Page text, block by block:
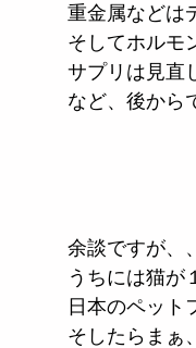
重金属などは
そしてホルモ
サプリは見直
など、後から
余談ですが、、
うちには猫が
日本のペット
そしたらまぁ